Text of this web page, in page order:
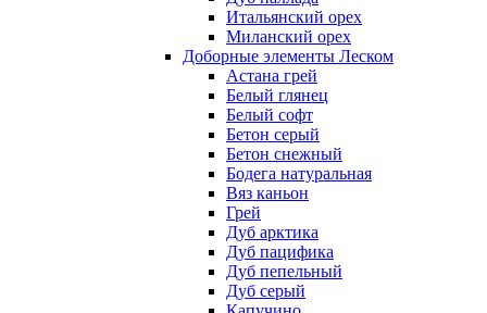
Итальянский орех
Миланский орех
Доборные элементы Леском
Астана грей
Белый глянец
Белый софт
Бетон серый
Бетон снежный
Бодега натуральная
Вяз каньон
Грей
Дуб арктика
Дуб пацифика
Дуб пепельный
Дуб серый